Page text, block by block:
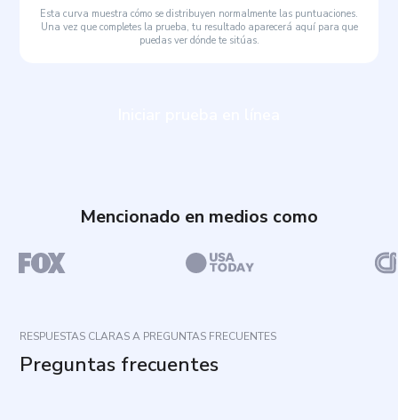
Esta curva muestra cómo se distribuyen normalmente las puntuaciones.
Una vez que completes la prueba, tu resultado aparecerá aquí para que
puedas ver dónde te sitúas.
Mencionado en medios como
RESPUESTAS CLARAS A PREGUNTAS FRECUENTES
Preguntas frecuentes